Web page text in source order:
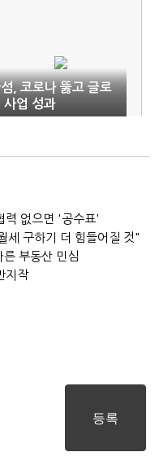
, 코로나 뚫고 글로
사업 성과
력 없으면 '공수표'
세 구하기 더 힘들어질 것"
부동산 민심
지작